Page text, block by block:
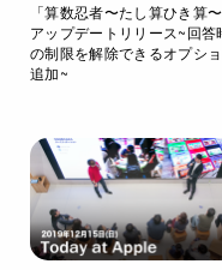
「算数忍者〜たし算ひき算〜
アップデートリリース~回答
の制限を解除できるオプシ
追加~